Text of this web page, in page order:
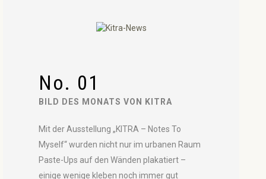
No. 01
BILD DES MONATS VON KITRA
Mit der Ausstellung „KITRA – Notes To
Myself“ wurden nicht nur im urbanen Raum
Paste-Ups auf den Wänden plakatiert –
einige wenige kleben noch immer gut